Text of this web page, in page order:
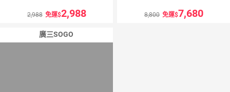
2,988 免運 2,988 8,800 免運 7,680
廣三SOGO